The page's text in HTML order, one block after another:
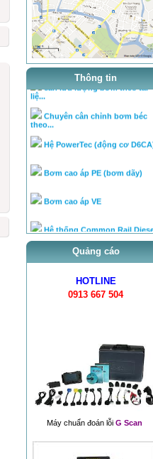
Thông tin
tra ty, béc của bơm theo tai l...
tra ty, béc của bơm theo tai l...
cân lưu lượng bơm theo tài
Chuyên cân chỉnh bơm béc
Hệ PowerTec (động cơ D6CA)
Quảng cáo
HOTLINE
0913 667 504
Máy chuẩn đoán lỗi G Scan